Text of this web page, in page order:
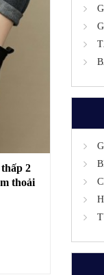
2
thoải